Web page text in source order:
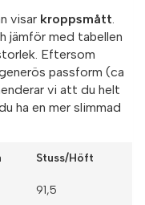
visar kroppsmått
jämför med tabellen
Eftersom
passform (ca
vi att du helt
ha en mer slimmad
Stuss/Höft
91,5